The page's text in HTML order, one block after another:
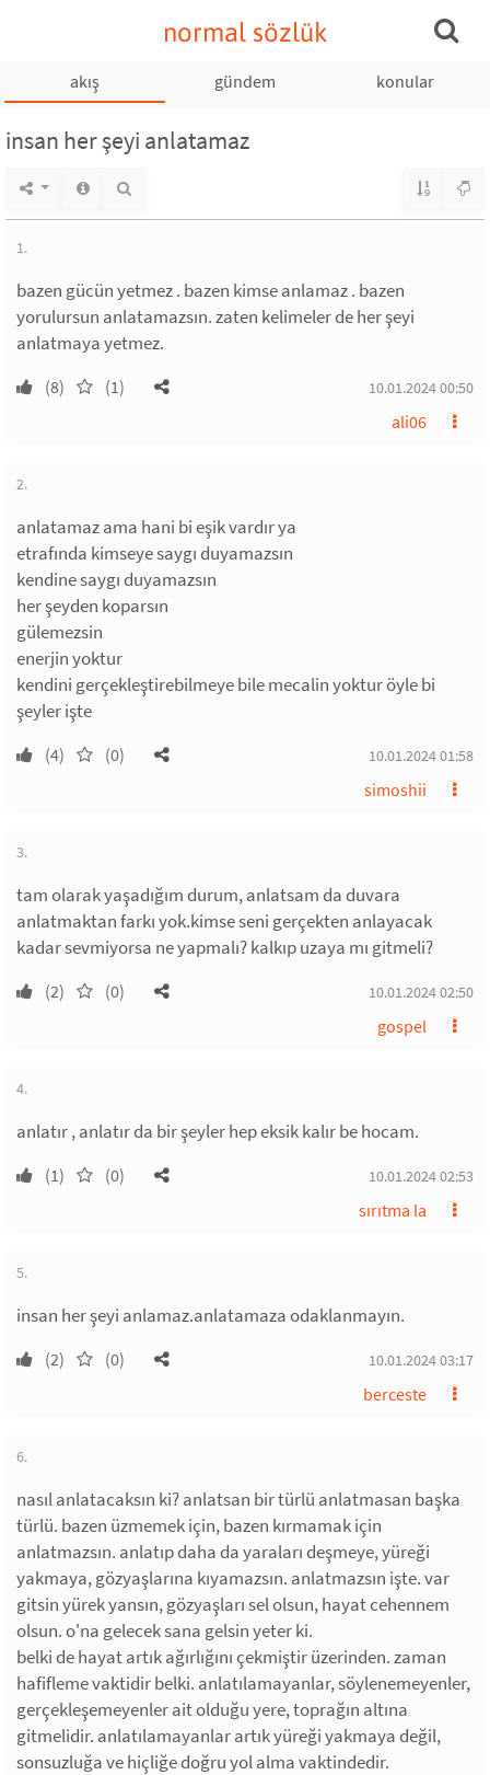
normal sözlük
akış gündem konular
insan her şeyi anlatamaz
1.
bazen gücün yetmez . bazen kimse anlamaz . bazen
yorulursun anlatamazsın. zaten kelimeler de her şeyi
anlatmaya yetmez.
(8) (1) 10.01.2024 00:50
ali06
2.
anlatamaz ama hani bi eşik vardır ya
etrafında kimseye saygı duyamazsın
kendine saygı duyamazsın
her şeyden koparsın
gülemezsin
enerjin yoktur
kendini gerçekleştirebilmeye bile mecalin yoktur öyle bi
şeyler işte
(4) (0) 10.01.2024 01:58
simoshii
3.
tam olarak yaşadığım durum, anlatsam da duvara
anlatmaktan farkı yok.kimse seni gerçekten anlayacak
kadar sevmiyorsa ne yapmalı? kalkıp uzaya mı gitmeli?
(2) (0) 10.01.2024 02:50
gospel
4.
anlatır , anlatır da bir şeyler hep eksik kalır be hocam.
(1) (0) 10.01.2024 02:53
sırıtma la
5.
insan her şeyi anlamaz.anlatamaza odaklanmayın.
(2) (0) 10.01.2024 03:17
berceste
6.
nasıl anlatacaksın ki? anlatsan bir türlü anlatmasan başka
türlü. bazen üzmemek için, bazen kırmamak için
anlatmazsın. anlatıp daha da yaraları deşmeye, yüreği
yakmaya, gözyaşlarına kıyamazsın. anlatmazsın işte. var
gitsin yürek yansın, gözyaşları sel olsun, hayat cehennem
olsun. o'na gelecek sana gelsin yeter ki.
belki de hayat artık ağırlığını çekmiştir üzerinden. zaman
hafifleme vaktidir belki. anlatılamayanlar, söylenemeyenler,
gerçekleşemeyenler ait olduğu yere, toprağın altına
gitmelidir. anlatılamayanlar artık yüreği yakmaya değil,
sonsuzluğa ve hiçliğe doğru yol alma vaktindedir.